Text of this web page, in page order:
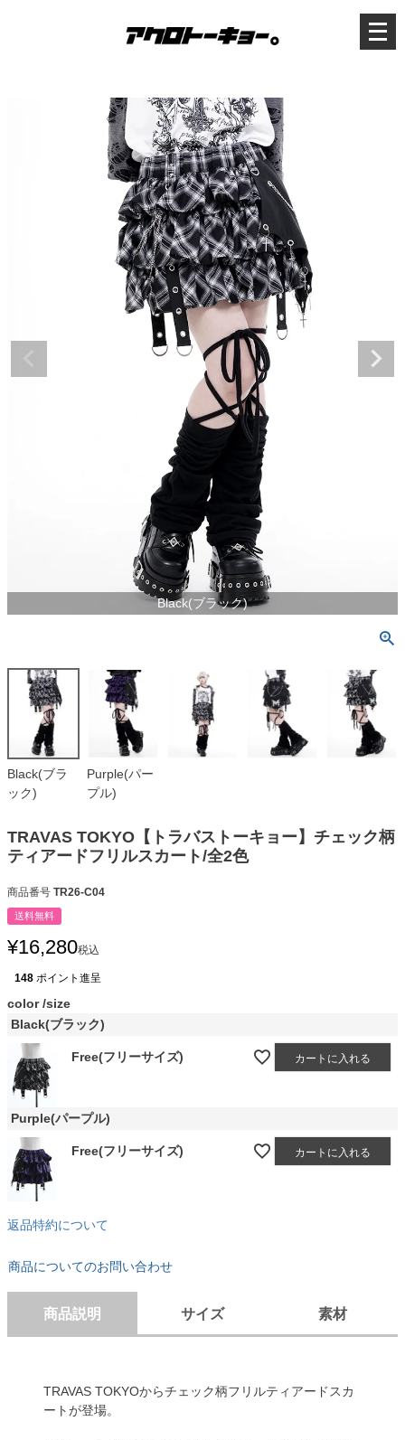
Black(ブラック)
Black(ブラ
ック)
Purple(パー
プル)
TRAVAS TOKYO【トラバストーキョー】チェック柄
ティアードフリルスカート/全2色
商品番号 TR26-C04
送料無料
¥16,280税込
148 ポイント進呈
color size
Black(ブラック)
Free(フリーサイズ) カートに入れる
Purple(パープル)
Free(フリーサイズ) カートに入れる
返品特約について
商品についてのお問い合わせ
商品説明 サイズ 素材
TRAVAS TOKYOからチェック柄フリルティアードスカ
ートが登場。